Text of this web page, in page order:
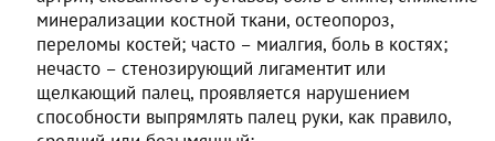
минерализации костной ткани, остеопороз,
переломы костей; часто – миалгия, боль в костях;
нечасто – стенозирующий лигаментит или
щелкающий палец, проявляется нарушением
способности выпрямлять палец руки, как правило,